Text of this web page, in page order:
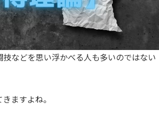
などを思い浮かべる人も多いのではない
ますよね。